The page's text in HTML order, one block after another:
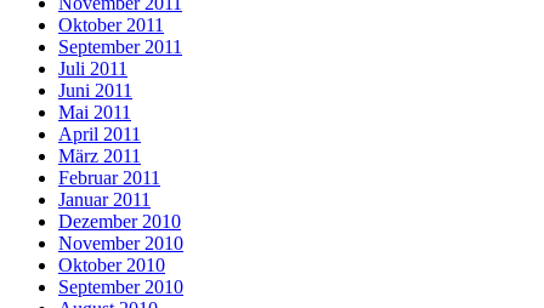
Oktober 2011
September 2011
Juli 2011
Juni 2011
Mai 2011
April 2011
März 2011
Februar 2011
Januar 2011
Dezember 2010
November 2010
Oktober 2010
September 2010